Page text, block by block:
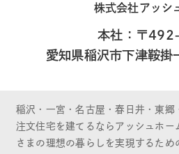
株式会社アッシ
本社：〒
愛知県稲沢市下津鞍掛
稲沢・一宮・名古屋・春日井・東郷
注文住宅を建てるならアッシュホー
さまの理想の暮らしを実現するた